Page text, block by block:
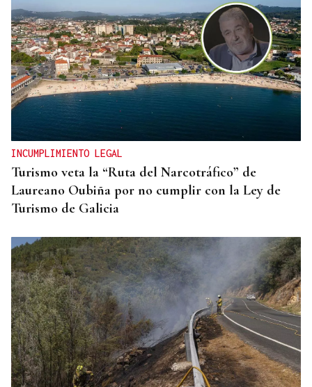
RELACIONES DIPLOMÁTICAS
Chile y Venezuela retoman sus relaciones
consulares tras dos años de ruptura
INCUMPLIMIENTO LEGAL
Turismo veta la “Ruta del Narcotráfico” de
Laureano Oubiña por no cumplir con la Ley de
Turismo de Galicia